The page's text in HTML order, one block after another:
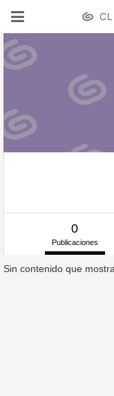
0
Publicaciones
Sin contenido que